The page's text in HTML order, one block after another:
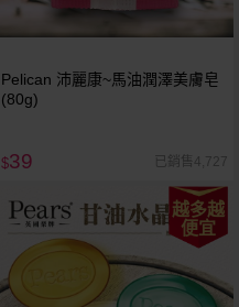
Pelican 沛麗康~馬油潤澤美膚皂
(80g)
$39 已銷售4,727
越多越
便宜